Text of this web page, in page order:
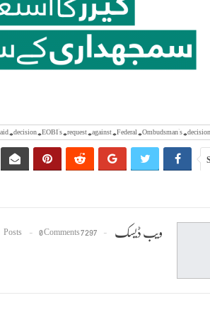
ویب ڈیسک 7297 Posts
0 Comments